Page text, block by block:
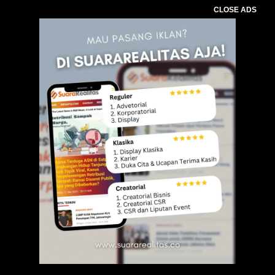
CLOSE ADS